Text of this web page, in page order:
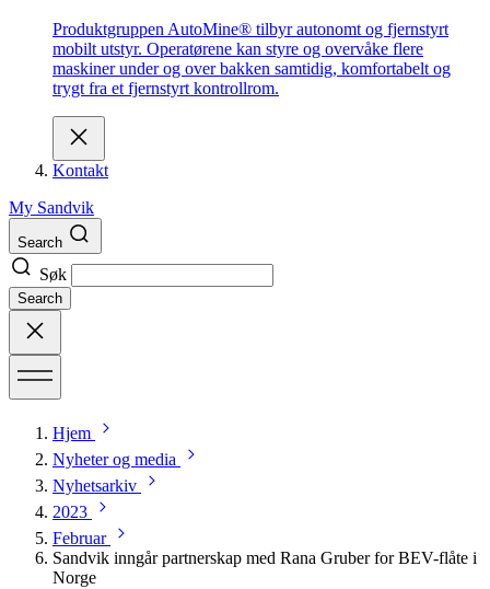
Produktgruppen AutoMine® tilbyr autonomt og fjernstyrt
mobilt utstyr. Operatørene kan styre og overvåke flere
maskiner under og over bakken samtidig, komfortabelt og
trygt fra et fjernstyrt kontrollrom.
Kontakt
My Sandvik
Search
Søk
Search
Hjem
Nyheter og media
Nyhetsarkiv
2023
Februar
Sandvik inngår partnerskap med Rana Gruber for BEV-flåte i
Norge